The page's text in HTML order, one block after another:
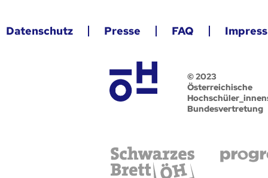
Datenschutz Presse FAQ
© 2023
Österreichische
Bundesvertretung